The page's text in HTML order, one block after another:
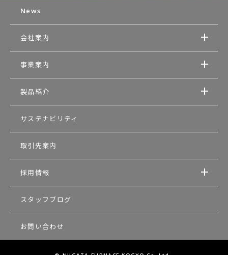
News
会社案内
事業案内
製品紹介
サステナビリティ
取引先案内
採用情報
スタッフブログ
お問い合わせ